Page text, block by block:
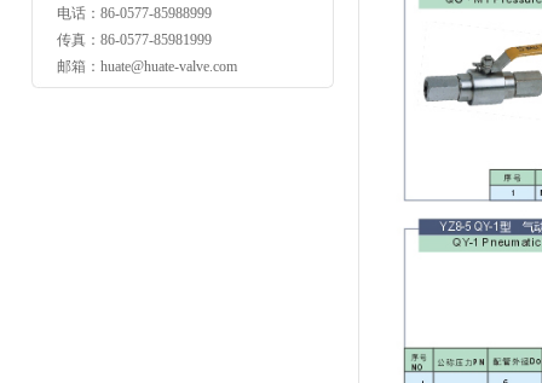
电话：86-0577-85988999
传真：86-0577-85981999
邮箱：huate@huate-valve.com